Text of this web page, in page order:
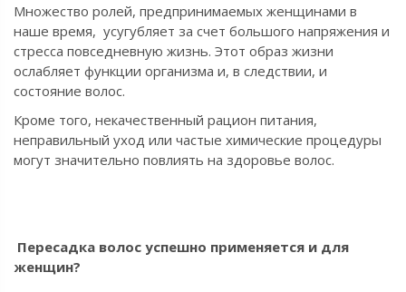
Множество ролей, предпринимаемых женщинами в
наше время, усугубляет за счет большого напряжения и
стресса повседневную жизнь. Этот образ жизни
ослабляет функции организма и, в следствии, и
состояние волос.
Кроме того, некачественный рацион питания,
неправильный уход или частые химические процедуры
могут значительно повлиять на здоровье волос.
Пересадка волос успешно применяется и для
женщин?